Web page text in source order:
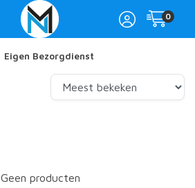
0
Eigen Bezorgdienst
Geen producten